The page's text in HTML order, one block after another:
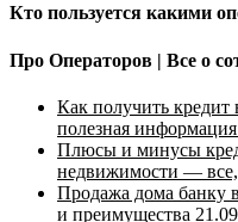
Кто пользуется какими
Про Операторов | Все о
Как получить кредит
полезная
Плюсы и минусы
недвижимости —
Продажа дома банку
и преимущества